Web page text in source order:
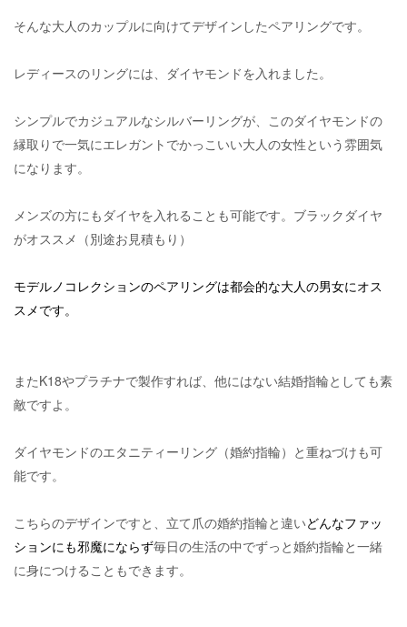
そんな大人のカップルに向けてデザインしたペアリングです。
レディースのリングには、ダイヤモンドを入れました。
シンプルでカジュアルなシルバーリングが、このダイヤモンドの
縁取りで一気にエレガントでかっこいい大人の女性という雰囲気
になります。
メンズの方にもダイヤを入れることも可能です。ブラックダイヤ
がオススメ（別途お見積もり）
モデルノコレクションのペアリングは都会的な大人の男女にオス
スメです。
またK18やプラチナで製作すれば、他にはない結婚指輪としても素
敵ですよ。
ダイヤモンドのエタニティーリング（婚約指輪）と重ねづけも可
能です。
こちらのデザインですと、立て爪の婚約指輪と違いどんなファッ
ションにも邪魔にならず毎日の生活の中でずっと婚約指輪と一緒
に身につけることもできます。